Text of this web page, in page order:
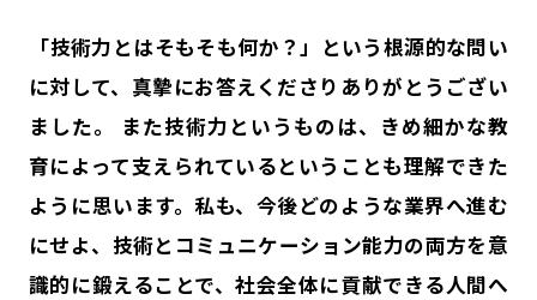
――「技術力とはそもそも何か？」という根源的な問い
に対して、真摯にお答えくださりありがとうござい
ました。 また技術力というものは、きめ細かな教
育によって支えられているということも理解できた
ように思います。私も、今後どのような業界へ進む
にせよ、技術とコミュニケーション能力の両方を意
識的に鍛えることで、社会全体に貢献できる人間へ